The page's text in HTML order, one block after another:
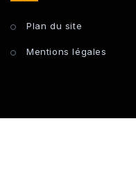
Plan du site
Mentions légales